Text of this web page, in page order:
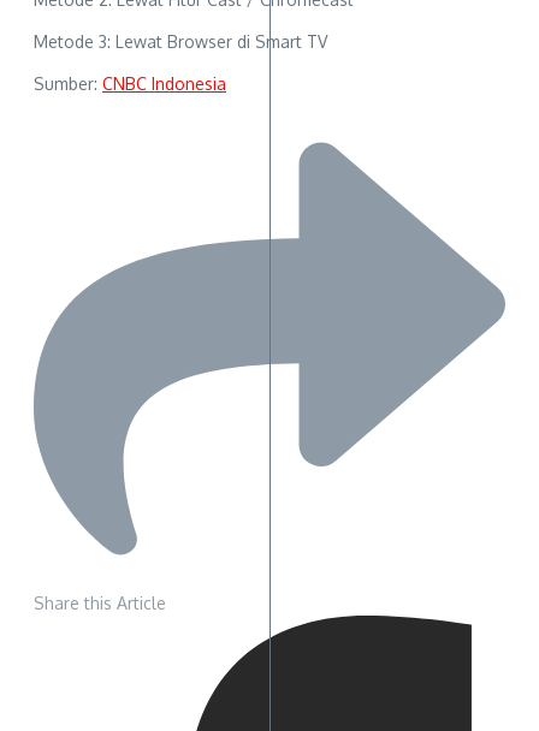
Metode 3: Lewat Browser di Smart TV
Sumber: CNBC Indonesia
Share this Article